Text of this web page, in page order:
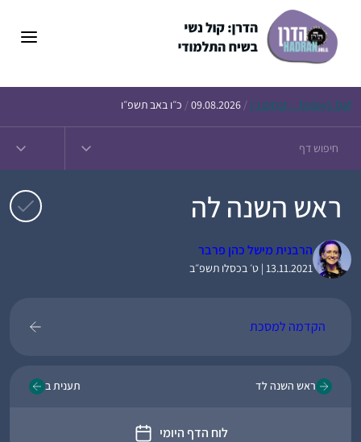
Today’s Daf – זבחים נ״ו /
09.08.2026
/ כ״ו באב תשפ״ו
ראש השנה לה
הרבנית מישל כהן פרבר
13.11.2021 | ט׳ בכסלו תשפ״ב
הקדמה למסכת
ראש השנה לד
לוח הדף היומי
תענית ב